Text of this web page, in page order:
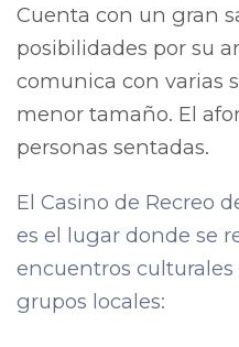
Cuenta con un gran
posibilidades por su
comunica con varias
menor tamaño. El
personas sentadas.
El Casino de Recreo
es el lugar donde se
encuentros
grupos locales: